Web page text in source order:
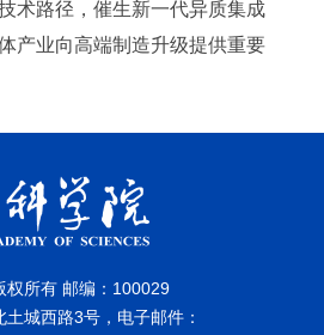
术路径，催生新一代异质集成
产业向高端制造升级提供重要
权所有 邮编：100029
城西路3号，电子邮件：